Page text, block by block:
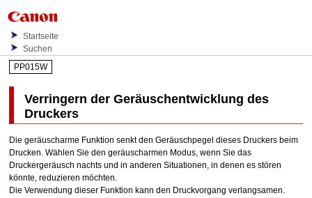
Startseite
Suchen
PP015W
Verringern der Geräuschentwicklung des
Druckers
Die geräuscharme Funktion senkt den Geräuschpegel dieses Druckers beim
Drucken. Wählen Sie den geräuscharmen Modus, wenn Sie das
Druckergeräusch nachts und in anderen Situationen, in denen es stören
könnte, reduzieren möchten.
Die Verwendung dieser Funktion kann den Druckvorgang verlangsamen.